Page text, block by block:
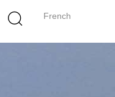
French